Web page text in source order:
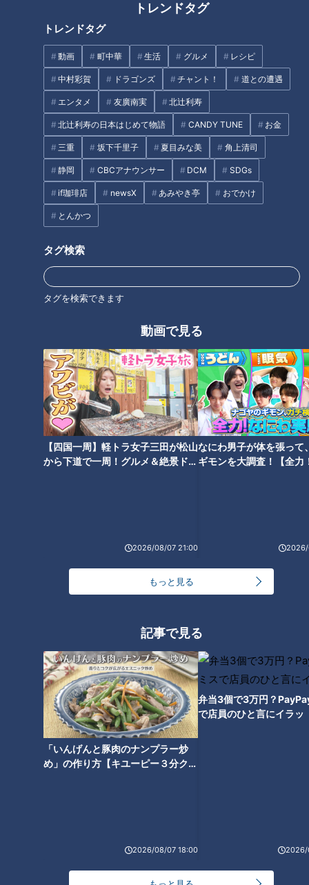
トレンドタグ
トレンドタグ
動画 町中華 生活 グルメ レシピ
中村彩賀 ドラゴンズ チャント！ 道との遭遇
エンタメ 友廣南実 北辻利寿
北辻利寿の日本はじめて物語 CANDY TUNE お金
三重 坂下千里子 夏目みな美 角上清司
静岡 CBCアナウンサー DCM SDGs
if珈琲店 newsX あみやき亭 おでかけ
とんかつ
タグ検索
タグを検索できます
動画で見る
【四国一周】軽トラ女子三田が松山
から下道で一周！グルメ＆絶景ドラ
2026/08/07 21:00
なにわ男子が体を張って
ギモンを大調査！【全力
2026/
もっと見る
記事で見る
「いんげんと豚肉のナンプラー炒
め」の作り方【キユーピー３分クッ
2026/08/07 18:00
弁当3個で3万円？
で店員のひと言にイラッ
2026/
る人はかなりの名古屋めしツウ。これが名古屋独特だと認識し
ている人自体、少ないんじゃないでしょうか。事実、番組の調
査「東海3県の100人に聞いた！好きな“名古屋めし”ランキン
グ」でも、とんちゃんは15位以内に入っていません。
とんちゃんとは、内臓＝ホルモン焼きの一種。名古屋では牛で
はなく豚を使い、豆味噌ベースのタレをからめるのが大きな特
徴です。ホルモン焼き肉自体は全国各地で食べられますが、味
噌仕立てにすることでこの地方独自の味わいを生み出している
のです。
CBCテレビ：画像『デララバ』
噌味にした、というだけではありません。ここで着目すべきは
名古屋では豚ホルモンを使うという点です。豚ホルモンは牛ホ
ルモンと比べて臭みがあるため、これを消すために味噌が使わ
ルモンに味噌をもみ込んでみたら、ことのほか相性がよかった
味噌と豚肉の相性のよさといえば、東北地方のソウルフード・
芋煮でも同様の傾向が見て取れます。芋煮は「牛肉＋醤油」
「豚肉＋味噌」と地域によって肉と味つけの組み合わせが二分
されます。醤油味なのか味噌味なのか、それは調味料の好みで
はなく､肉の選択によって決まるのです。